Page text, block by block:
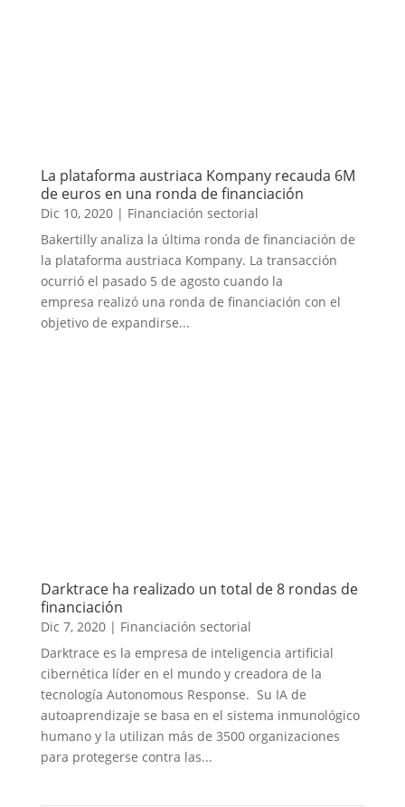
La plataforma austriaca Kompany recauda 6M
de euros en una ronda de financiación
Dic 10, 2020| Financiación sectorial
Bakertilly analiza la última ronda de financiación de
la plataforma austriaca Kompany. La transacción
ocurrió el pasado 5 de agosto cuando la
empresa realizó una ronda de financiación con el
objetivo de expandirse...
Darktrace ha realizado un total de 8 rondas de
financiación
Dic 7, 2020| Financiación sectorial
Darktrace es la empresa de inteligencia artificial
cibernética líder en el mundo y creadora de la
tecnología Autonomous Response. Su IA de
autoaprendizaje se basa en el sistema inmunológico
humano y la utilizan más de 3500 organizaciones
para protegerse contra las...